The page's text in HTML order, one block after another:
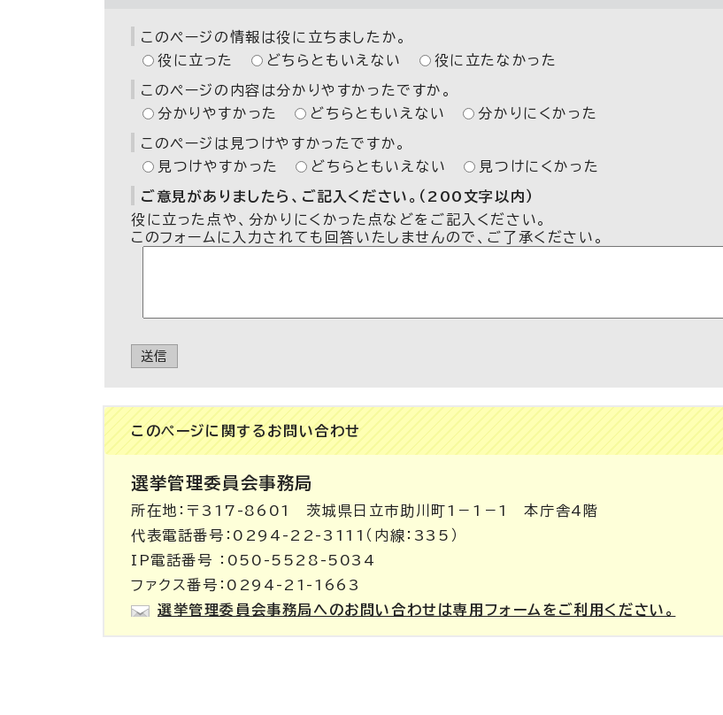
このページの情報は役に立ちましたか。
役に立った
どちらともいえない 役に立たなかった
このページの内容は分かりやすかったですか。
分かりやすかった
どちらともいえない 分かりにくかった
このページは見つけやすかったですか。
見つけやすかった
どちらともいえない 見つけにくかった
ご意見がありましたら、ご記入ください。（200文字以内）
役に立った点や、分かりにくかった点などをご記入ください。
このフォームに入力されても回答いたしませんので、ご了承ください。
送信
このページに関する お問い合わせ
選挙管理委員会事務局
所在地：〒317-8601 茨城県日立市助川町1－1－1 本庁舎4階
代表電話番号：0294-22-3111（内線：335）
IP電話番号 ：050-5528-5034
ファクス番号：0294-21-1663
選挙管理委員会事務局へのお問い合わせは専用フォームをご利用ください。